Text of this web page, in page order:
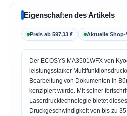
Eigenschaften des Artikels
Preis ab 597,03 € Aktuelle Shop-
Der ECOSYS MA3501WFX von
leistungsstarker
Bearbeitung von Dokumenten in
konzipiert wurde. Mit seiner
Laserdrucktechnologie bietet
Druckgeschwindigkeit von bis zu